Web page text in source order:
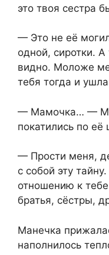
это твоя сестра
— Это не её
одной, сиротки.
видно. Моложе
тебя тогда и
— Мамочка… —
покатились по
— Прости меня,
с собой эту
отношению к
братья, сёстры,
Манечка
наполнилось